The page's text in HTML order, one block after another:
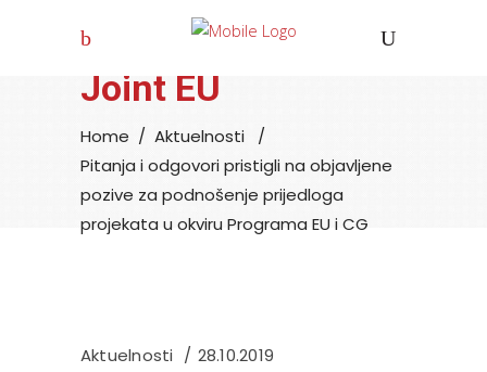
Joint EU
Home / Aktuelnosti
/
Pitanja i odgovori pristigli na objavljene
pozive za podnošenje prijedloga
projekata u okviru Programa EU i CG
Aktuelnosti 28.10.2019